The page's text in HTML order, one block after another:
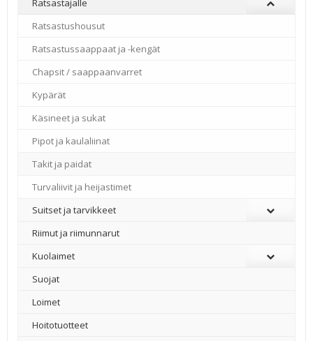
Ratsastajalle
Ratsastushousut
Ratsastussaappaat ja -kengät
Chapsit / saappaanvarret
Kypärät
Käsineet ja sukat
Pipot ja kaulaliinat
Takit ja paidat
Turvaliivit ja heijastimet
Suitset ja tarvikkeet
Riimut ja riimunnarut
Kuolaimet
Suojat
Loimet
Hoitotuotteet